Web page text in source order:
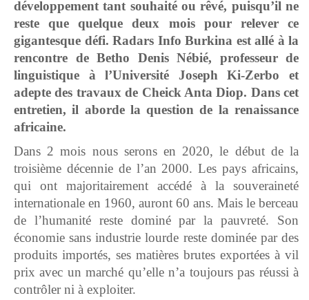
développement tant souhaité ou rêvé, puisqu’il ne
reste que quelque deux mois pour relever ce
gigantesque défi. Radars Info Burkina est allé à la
rencontre de Betho Denis Nébié, professeur de
linguistique à l’Université Joseph Ki-Zerbo et
adepte des travaux de Cheick Anta Diop. Dans cet
entretien, il aborde la question de la renaissance
africaine.
Dans 2 mois nous serons en 2020, le début de la
troisième décennie de l’an 2000. Les pays africains,
qui ont majoritairement accédé à la souveraineté
internationale en 1960, auront 60 ans. Mais le berceau
de l’humanité reste dominé par la pauvreté. Son
économie sans industrie lourde reste dominée par des
produits importés, ses matières brutes exportées à vil
prix avec un marché qu’elle n’a toujours pas réussi à
contrôler ni à exploiter.